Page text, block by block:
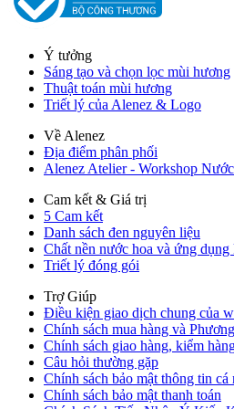
Ý tưởng
Sáng tạo và chọn lọc mùi hương
Thuật toán mùi hương
Triết lý của Alenez & Logo
Về Alenez
Địa điểm phân phối
Alenez Atelier - Workshop
Cam kết & Giá trị
5 Cam kết
Danh sách đen nguyên liệu
Chất nền nước hoa và ứng dụng
Triết lý đóng gói
Trợ Giúp
Điều kiện giao dịch chung của
Chính sách mua hàng và
Chính sách giao hàng, kiểm
Câu hỏi thường gặp
Chính sách bảo mật thông tin cá
Chính sách bảo mật thanh toán